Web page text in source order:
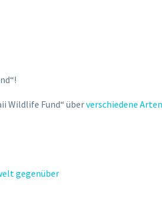
Wildlife Fund“ überverschiedene Arten
gegenüber